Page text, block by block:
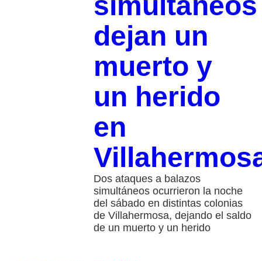
dejan un
muerto y
un herido
en
Dos ataques a balazos
simultáneos ocurrieron la noche
del sábado en distintas colonias
de Villahermosa, dejando el saldo
de un muerto y un herido